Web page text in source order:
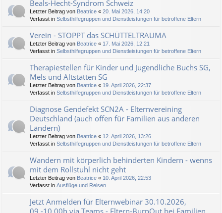
Beals-Hecht-Syndrom Schweiz
Letzter Beitrag von Beatrice « 20. Mai 2026, 14:20
Verfasst in Selbsthilfegruppen und Dienstleistungen für betroffene Eltern
Verein - STOPPT das SCHÜTTELTRAUMA
Letzter Beitrag von Beatrice « 17. Mai 2026, 12:21
Verfasst in Selbsthilfegruppen und Dienstleistungen für betroffene Eltern
Therapiestellen für Kinder und Jugendliche Buchs SG,
Mels und Altstätten SG
Letzter Beitrag von Beatrice « 19. April 2026, 22:37
Verfasst in Selbsthilfegruppen und Dienstleistungen für betroffene Eltern
Diagnose Gendefekt SCN2A - Elternvereining
Deutschland (auch offen für Familien aus anderen
Ländern)
Letzter Beitrag von Beatrice « 12. April 2026, 13:26
Verfasst in Selbsthilfegruppen und Dienstleistungen für betroffene Eltern
Wandern mit körperlich behinderten Kindern - wenns
mit dem Rollstuhl nicht geht
Letzter Beitrag von Beatrice « 10. April 2026, 22:53
Verfasst in Ausflüge und Reisen
Jetzt Anmelden für Elternwebinar 30.10.2026,